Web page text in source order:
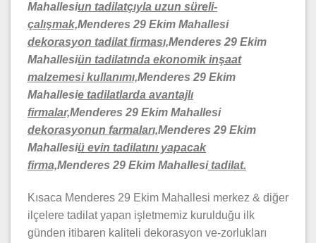
Mahallesiun tadilatçıyla uzun süreli-
çalışmak,Menderes 29 Ekim Mahallesi
dekorasyon tadilat firması,Menderes 29 Ekim
Mahallesiün tadilatında ekonomik inşaat
malzemesi kullanımı,Menderes 29 Ekim
Mahallesie tadilatlarda avantajlı
firmalar,Menderes 29 Ekim Mahallesi
dekorasyonun farmaları,Menderes 29 Ekim
Mahallesiü evin tadilatını yapacak
firma,Menderes 29 Ekim Mahallesitadilat.
Kısaca Menderes 29 Ekim Mahallesi merkez & diğer
ilçelere tadilat yapan işletmemiz kurulduğu ilk
günden itibaren kaliteli dekorasyon ve-zorlukları